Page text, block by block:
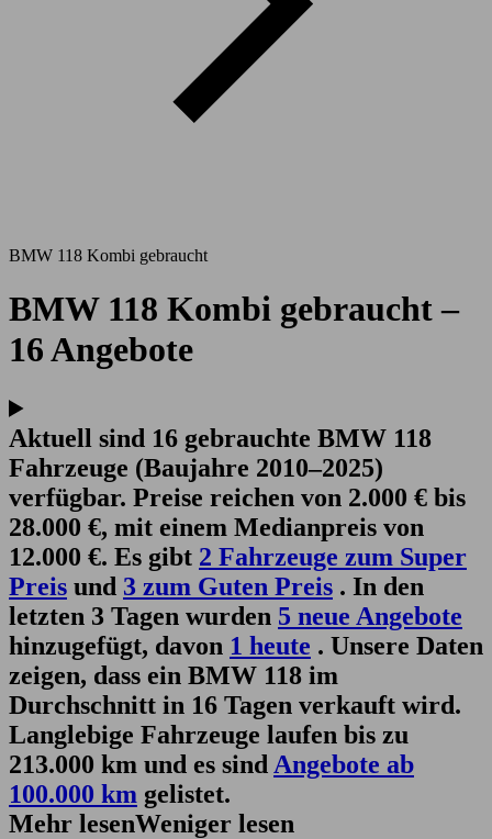
BMW 118 Kombi gebraucht
BMW 118 Kombi gebraucht –
16 Angebote
Aktuell sind 16 gebrauchte BMW 118
Fahrzeuge (Baujahre 2010–2025)
verfügbar. Preise reichen von 2.000 € bis
28.000 €, mit einem Medianpreis von
12.000 €. Es gibt 2 Fahrzeuge zum Super
Preis und 3 zum Guten Preis . In den
letzten 3 Tagen wurden 5 neue Angebote
hinzugefügt, davon 1 heute . Unsere Daten
zeigen, dass ein BMW 118 im
Durchschnitt in 16 Tagen verkauft wird.
Langlebige Fahrzeuge laufen bis zu
213.000 km und es sind Angebote ab
100.000 km gelistet.
Mehr lesenWeniger lesen